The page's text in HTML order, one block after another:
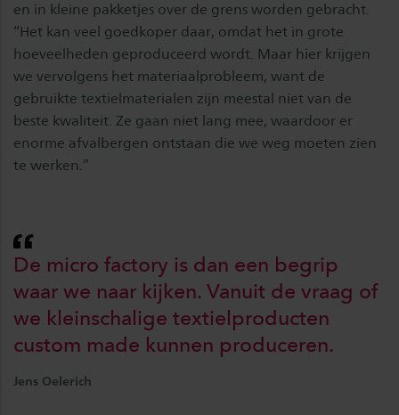
en in kleine pakketjes over de grens worden gebracht.
“Het kan veel goedkoper daar, omdat het in grote
hoeveelheden geproduceerd wordt. Maar hier krijgen
we vervolgens het materiaalprobleem, want de
gebruikte textielmaterialen zijn meestal niet van de
beste kwaliteit. Ze gaan niet lang mee, waardoor er
enorme afvalbergen ontstaan die we weg moeten zien
te werken.”
De micro factory is dan een begrip
waar we naar kijken. Vanuit de vraag of
we kleinschalige textielproducten
custom made kunnen produceren.
Jens Oelerich